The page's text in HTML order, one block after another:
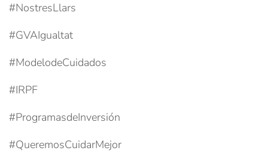
#NostresLlars
#GVAIgualtat
#ModelodeCuidados
#IRPF
#ProgramasdeInversión
#QueremosCuidarMejor